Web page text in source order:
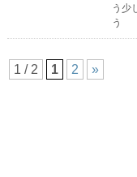
う少
う
1 / 2 1 2 »